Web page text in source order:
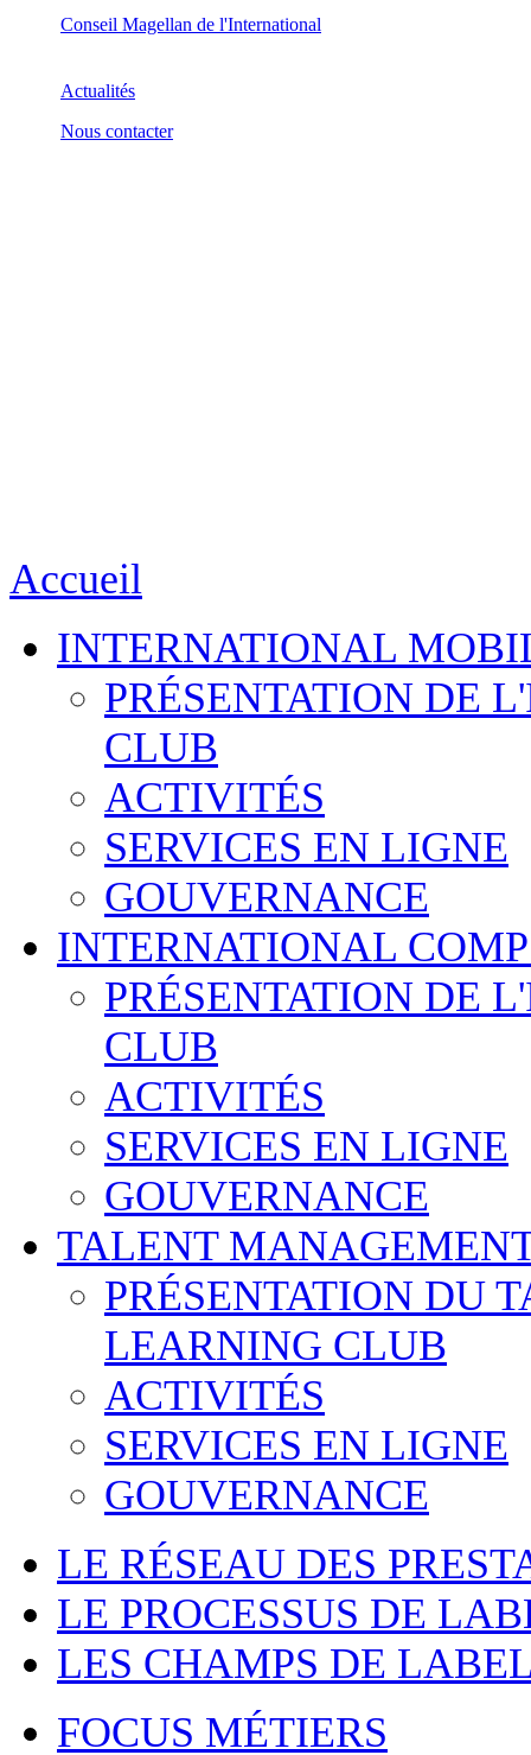
Conseil Magellan de l'International
Actualités
Nous contacter
Accueil
INTERNATIONAL
PRÉSENTATION DE
CLUB
ACTIVITÉS
SERVICES EN LIGNE
GOUVERNANCE
INTERNATIONAL
PRÉSENTATION DE
CLUB
ACTIVITÉS
SERVICES EN LIGNE
GOUVERNANCE
TALENT
PRÉSENTATION DU
LEARNING CLUB
ACTIVITÉS
SERVICES EN LIGNE
GOUVERNANCE
LE RÉSEAU DES
LE PROCESSUS DE
LES CHAMPS DE
FOCUS MÉTIERS